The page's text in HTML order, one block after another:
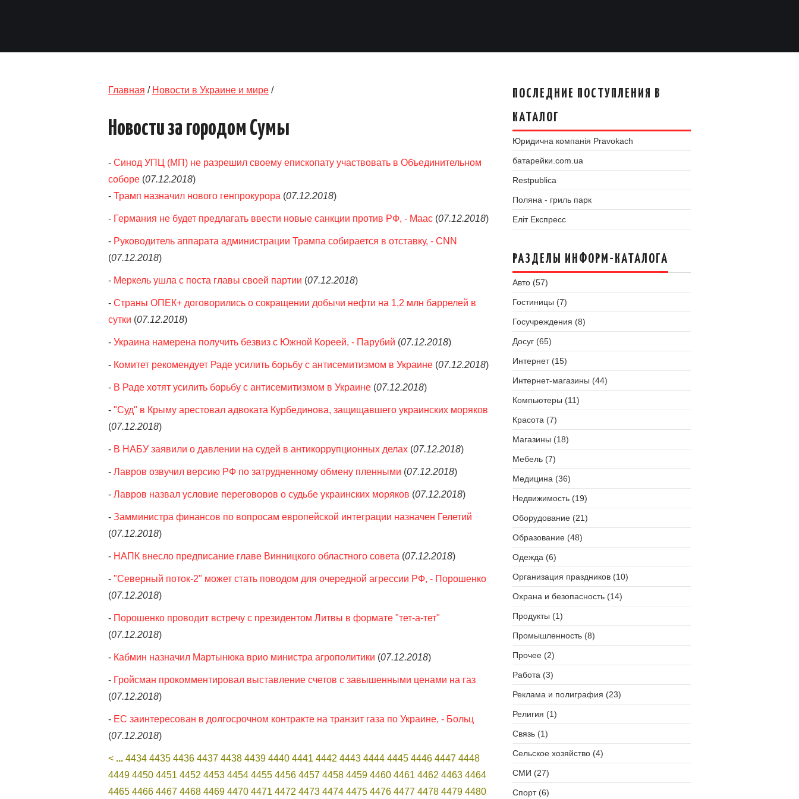
Главная / Новости в Украине и мире /
Новости за городом Сумы
- Синод УПЦ (МП) не разрешил своему епископату участвовать в Объединительном
соборе (07.12.2018)
- Трамп назначил нового генпрокурора (07.12.2018)
- Германия не будет предлагать ввести новые санкции против РФ, - Маас (07.12.2018)
- Руководитель аппарата администрации Трампа собирается в отставку, - CNN
(07.12.2018)
- Меркель ушла с поста главы своей партии (07.12.2018)
- Страны ОПЕК+ договорились о сокращении добычи нефти на 1,2 млн баррелей в
сутки (07.12.2018)
- Украина намерена получить безвиз с Южной Кореей, - Парубий (07.12.2018)
- Комитет рекомендует Раде усилить борьбу с антисемитизмом в Украине (07.12.2018)
- В Раде хотят усилить борьбу с антисемитизмом в Украине (07.12.2018)
- "Суд" в Крыму арестовал адвоката Курбединова, защищавшего украинских моряков
(07.12.2018)
- В НАБУ заявили о давлении на судей в антикоррупционных делах (07.12.2018)
- Лавров озвучил версию РФ по затрудненному обмену пленными (07.12.2018)
- Лавров назвал условие переговоров о судьбе украинских моряков (07.12.2018)
- Замминистра финансов по вопросам европейской интеграции назначен Гелетий
(07.12.2018)
- НАПК внесло предписание главе Винницкого областного совета (07.12.2018)
- "Северный поток-2" может стать поводом для очередной агрессии РФ, - Порошенко
(07.12.2018)
- Порошенко проводит встречу с президентом Литвы в формате "тет-а-тет"
(07.12.2018)
- Кабмин назначил Мартынюка врио министра агрополитики (07.12.2018)
- Гройсман прокомментировал выставление счетов с завышенными ценами на газ
(07.12.2018)
- ЕС заинтересован в долгосрочном контракте на транзит газа по Украине, - Больц
(07.12.2018)
< ... 4434 4435 4436 4437 4438 4439 4440 4441 4442 4443 4444 4445 4446 4447 4448
4449 4450 4451 4452 4453 4454 4455 4456 4457 4458 4459 4460 4461 4462 4463 4464
4465 4466 4467 4468 4469 4470 4471 4472 4473 4474 4475 4476 4477 4478 4479 4480
ПОСЛЕДНИЕ ПОСТУПЛЕНИЯ В
КАТАЛОГ
Юридична компанія Pravokach
батарейки.com.ua
Restpublica
Поляна - гриль парк
Еліт Експресс
РАЗДЕЛЫ ИНФОРМ-КАТАЛОГА
Авто (57)
Гостиницы (7)
Госучреждения (8)
Досуг (65)
Интернет (15)
Интернет-магазины (44)
Компьютеры (11)
Красота (7)
Магазины (18)
Мебель (7)
Медицина (36)
Недвижимость (19)
Оборудование (21)
Образование (48)
Одежда (6)
Организация праздников (10)
Охрана и безопасность (14)
Продукты (1)
Промышленность (8)
Прочее (2)
Работа (3)
Реклама и полиграфия (23)
Религия (1)
Связь (1)
Сельское хозяйство (4)
СМИ (27)
Спорт (6)